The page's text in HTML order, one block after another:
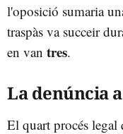
l'oposició sumaria
traspàs va succeir
en van tres.
La denúncia
El quart procés legal